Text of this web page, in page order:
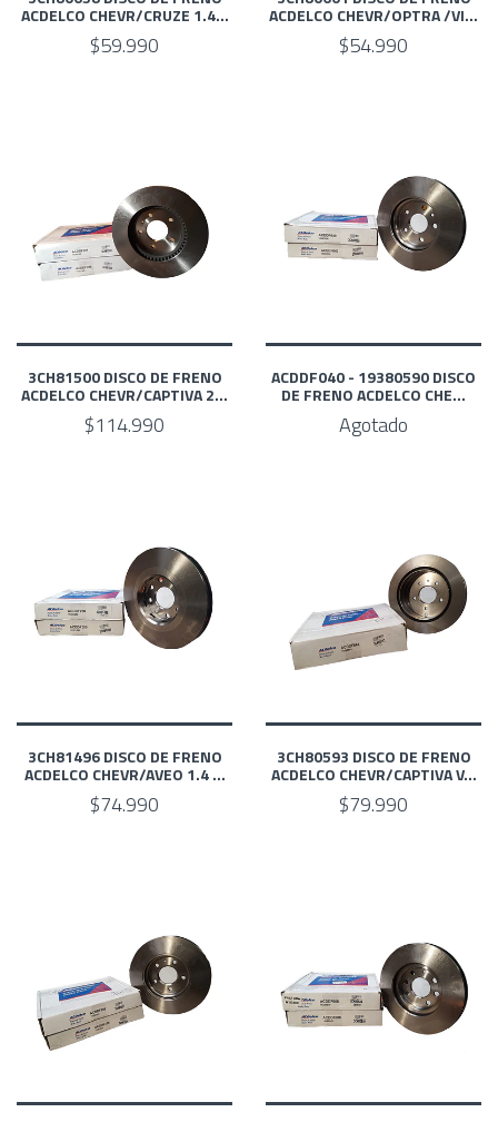
ACDELCO CHEVR/CRUZE 1.4...
$59.990
ACDELCO CHEVR/OPTRA /VI...
$54.990
3CH81500 DISCO DE FRENO
ACDELCO CHEVR/CAPTIVA 2...
$114.990
ACDDF040 - 19380590 DISCO
DE FRENO ACDELCO CHE...
Agotado
3CH81496 DISCO DE FRENO
ACDELCO CHEVR/AVEO 1.4 ...
$74.990
3CH80593 DISCO DE FRENO
ACDELCO CHEVR/CAPTIVA V...
$79.990